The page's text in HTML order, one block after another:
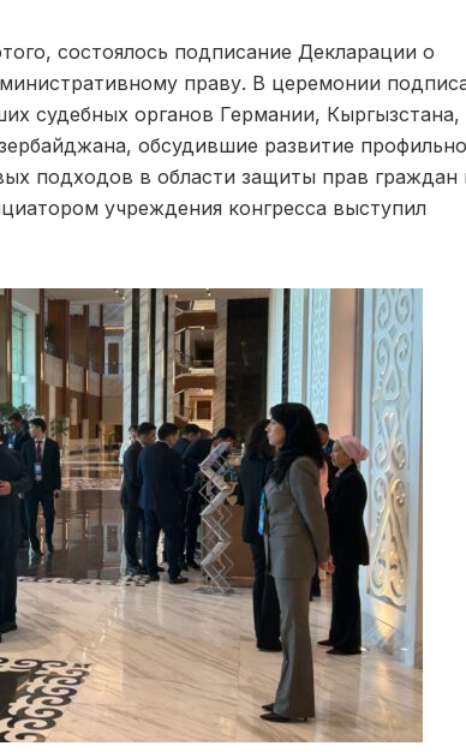
состоялось подписание Декларации о
праву. В церемонии
судебных органов Германии, Кыргызстана,
обсудившие развитие
подходов в области защиты прав граждан
учреждения конгресса выступил